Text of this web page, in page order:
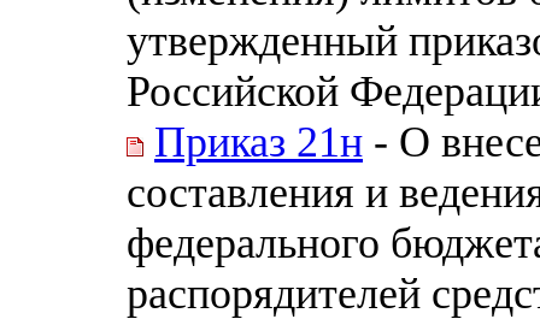
утвержденный
Российской
Приказ 21н - О
составления и
федерального
распорядителей